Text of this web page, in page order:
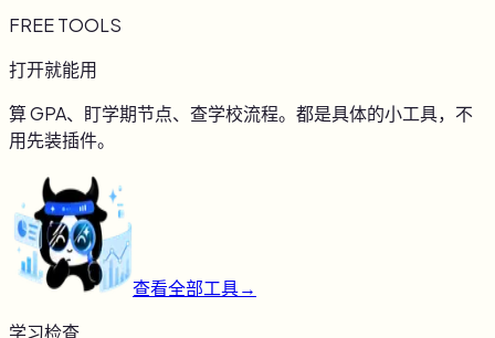
FREE TOOLS
打开就能用
算 GPA、盯学期节点、查学校流程。都是具体的小工具，不
用先装插件。
查看全部工具→
学习检查